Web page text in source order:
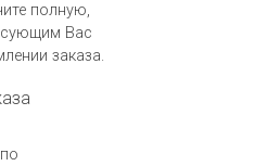
полную,
Вас
заказа.